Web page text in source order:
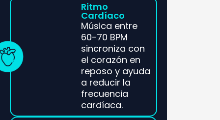
Ritmo
Cardíaco
Música entre
60-70 BPM
sincroniza con
el corazón en
reposo y ayuda
a reducir la
frecuencia
cardíaca.